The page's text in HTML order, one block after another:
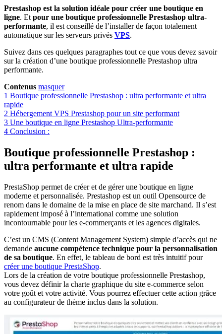
Prestashop est la solution idéale pour créer une boutique en
ligne. Et pour une boutique professionnelle Prestashop ultra-
performante, il est conseillé de l’installer de façon totalement
automatique sur les serveurs privés VPS.
Suivez dans ces quelques paragraphes tout ce que vous devez savoir
sur la création d’une boutique professionnelle Prestashop ultra
performante.
Contenus masquer
1 Boutique professionnelle Prestashop : ultra performante et ultra
rapide
2 Hébergement VPS Prestashop pour un site performant
3 Une boutique en ligne Prestashop Ultra-performante
4 Conclusion :
Boutique professionnelle Prestashop :
ultra performante et ultra rapide
PrestaShop permet de créer et de gérer une boutique en ligne
moderne et personnalisée. Prestashop est un outil Opensource de
renom dans le domaine de la mise en place de site marchand. Il s’est
rapidement imposé à l’international comme une solution
incontournable pour les e-commerçants et les agences digitales.
C’est un CMS (Content Management System) simple d’accès qui ne
demande aucune compétence technique pour la personnalisation
de sa boutique. En effet, le tableau de bord est très intuitif pour
créer une boutique PrestaShop.
Lors de la création de votre boutique professionnelle Prestashop,
vous devez définir la charte graphique du site e-commerce selon
votre goût et votre activité. Vous pourrez effectuer cette action grâce
au configurateur de thème inclus dans la solution.